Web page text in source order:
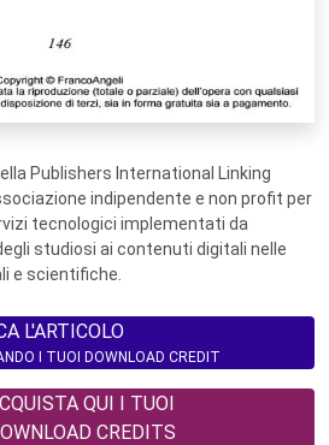
Publishers International Linking
indipendente e non profit per
tecnologici implementati da
studiosi ai contenuti digitali nelle
e scientifiche.
L'ARTICOLO
I TUOI DOWNLOAD CREDIT
QUI I TUOI
CREDITS